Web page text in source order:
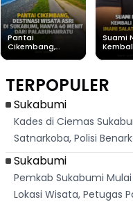
Pantai
Cikembang,
Dari
Palabuhanratu
Suami
TERPOPULER
Sukabumi
Kades di Ciemas
Satnarkoba, Polisi
Sukabumi
Pemkab Sukabumi Mulai
Lokasi Wisata, Petugas